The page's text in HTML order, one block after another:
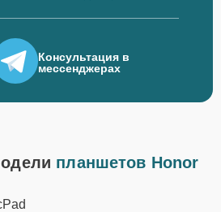
Консультация в
мессенджерах
планшетов Honor